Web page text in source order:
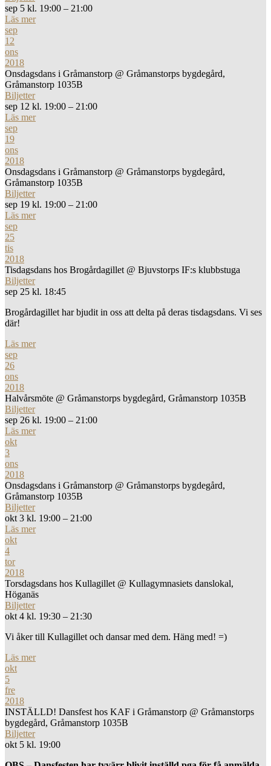
sep 5 kl. 19:00 – 21:00
Läs mer
sep
12
ons
2018
Onsdagsdans i Gråmanstorp @ Gråmanstorps bygdegård,
Gråmanstorp 1035B
Biljetter
sep 12 kl. 19:00 – 21:00
Läs mer
sep
19
ons
2018
Onsdagsdans i Gråmanstorp @ Gråmanstorps bygdegård,
Gråmanstorp 1035B
Biljetter
sep 19 kl. 19:00 – 21:00
Läs mer
sep
25
tis
2018
Tisdagsdans hos Brogårdagillet @ Bjuvstorps IF:s klubbstuga
Biljetter
sep 25 kl. 18:45
Brogårdagillet har bjudit in oss att delta på deras tisdagsdans. Vi ses
där!
Läs mer
sep
26
ons
2018
Halvårsmöte @ Gråmanstorps bygdegård, Gråmanstorp 1035B
Biljetter
sep 26 kl. 19:00 – 21:00
Läs mer
okt
3
ons
2018
Onsdagsdans i Gråmanstorp @ Gråmanstorps bygdegård,
Gråmanstorp 1035B
Biljetter
okt 3 kl. 19:00 – 21:00
Läs mer
okt
4
tor
2018
Torsdagsdans hos Kullagillet @ Kullagymnasiets danslokal,
Höganäs
Biljetter
okt 4 kl. 19:30 – 21:30
Vi åker till Kullagillet och dansar med dem. Häng med! =)
Läs mer
okt
5
fre
2018
INSTÄLLD! Dansfest hos KAF i Gråmanstorp @ Gråmanstorps
bygdegård, Gråmanstorp 1035B
Biljetter
okt 5 kl. 19:00